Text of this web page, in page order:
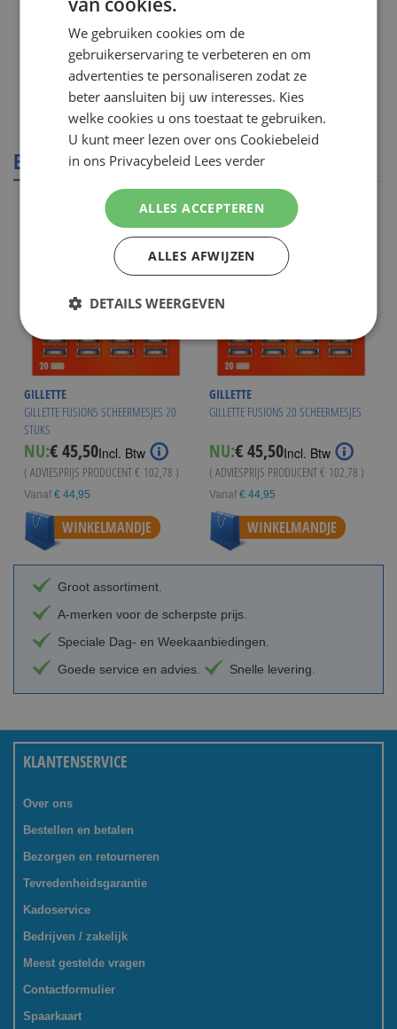
Toon
ORAL B
BESTSELLERS
GILLETTE
GILLETTE FUSION5 SCHEERMESJES 20
STUKS
NU:€ 45,50Incl. Btw
( ADVIESPRIJS PRODUCENT€ 102,78 )
Vanaf € 44,95
WINKELMANDJE
GILLETTE
GILLETTE FUSION5 20 SCHEERMESJES
NU:€ 45,50Incl. Btw
( ADVIESPRIJS PRODUCENT€ 102,78 )
Vanaf € 44,95
WINKELMANDJE
Groot assortiment.
A-merken voor de scherpste prijs.
Speciale Dag- en Weekaanbiedingen.
Goede service en advies.
Snelle levering.
KLANTENSERVICE
Over ons
Bestellen en betalen
Bezorgen en retourneren
Tevredenheidsgarantie
Kadoservice
Bedrijven / zakelijk
Meest gestelde vragen
Contactformulier
Spaarkaart
We gebruiken cookies om de
gebruikerservaring te verbeteren en om
advertenties te personaliseren zodat ze
beter aansluiten bij uw interesses. Kies
welke cookies u ons toestaat te gebruiken.
U kunt meer lezen over ons Cookiebeleid
in ons Privacybeleid Lees verder
ALLES ACCEPTEREN
ALLES AFWIJZEN
DETAILS WEERGEVEN